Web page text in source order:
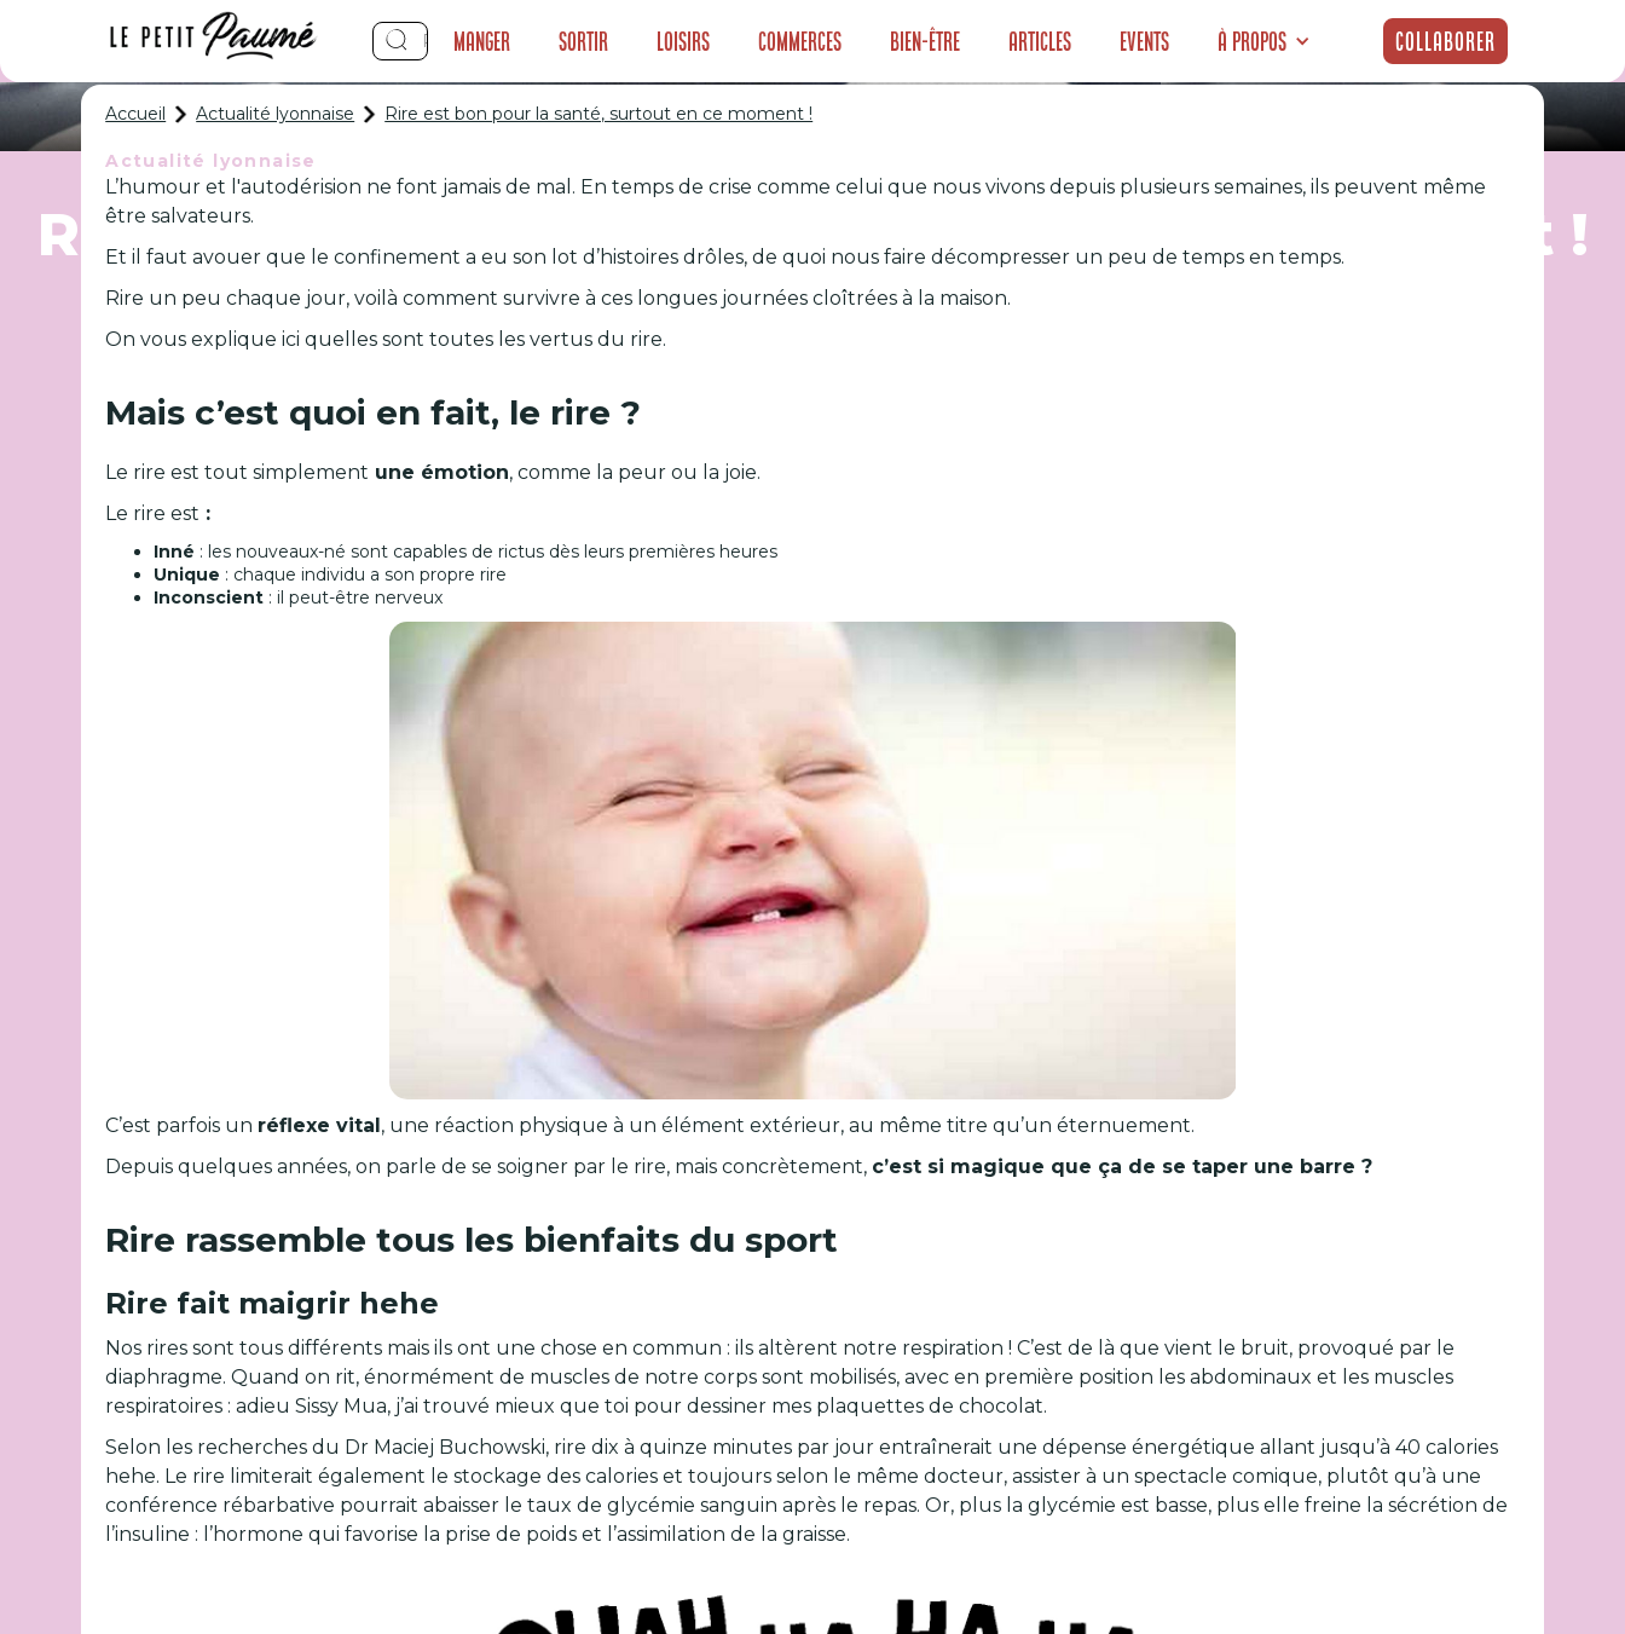
Manger Sortir Loisirs Commerces Bien-être Articles Events À propos Collaborer
Rire est bon pour la santé, surtout en ce moment !
Accueil Actualité lyonnaise Rire est bon pour la santé, surtout en ce moment !
Actualité lyonnaise
L’humour et l'autodérision ne font jamais de mal. En temps de crise comme celui que nous vivons depuis plusieurs semaines, ils peuvent même
être salvateurs.
Et il faut avouer que le confinement a eu son lot d’histoires drôles, de quoi nous faire décompresser un peu de temps en temps.
Rire un peu chaque jour, voilà comment survivre à ces longues journées cloîtrées à la maison.
On vous explique ici quelles sont toutes les vertus du rire.
Mais c’est quoi en fait, le rire ?
Le rire est tout simplement une émotion, comme la peur ou la joie.
Le rire est :
Inné : les nouveaux-né sont capables de rictus dès leurs premières heures
Unique : chaque individu a son propre rire
Inconscient : il peut-être nerveux
C’est parfois un réflexe vital, une réaction physique à un élément extérieur, au même titre qu’un éternuement.
Depuis quelques années, on parle de se soigner par le rire, mais concrètement, c’est si magique que ça de se taper une barre ?
Rire rassemble tous les bienfaits du sport
Rire fait maigrir hehe
Nos rires sont tous différents mais ils ont une chose en commun : ils altèrent notre respiration ! C’est de là que vient le bruit, provoqué par le
diaphragme. Quand on rit, énormément de muscles de notre corps sont mobilisés, avec en première position les abdominaux et les muscles
respiratoires : adieu Sissy Mua, j’ai trouvé mieux que toi pour dessiner mes plaquettes de chocolat.
Selon les recherches du Dr Maciej Buchowski, rire dix à quinze minutes par jour entraînerait une dépense énergétique allant jusqu’à 40 calories
hehe. Le rire limiterait également le stockage des calories et toujours selon le même docteur, assister à un spectacle comique, plutôt qu’à une
conférence rébarbative pourrait abaisser le taux de glycémie sanguin après le repas. Or, plus la glycémie est basse, plus elle freine la sécrétion de
l’insuline : l’hormone qui favorise la prise de poids et l’assimilation de la graisse.